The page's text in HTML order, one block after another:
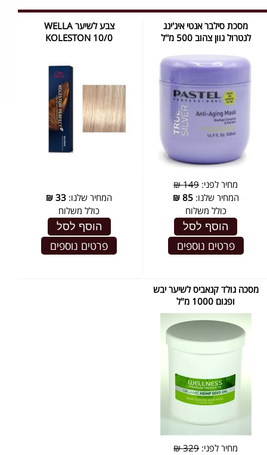
מסכת סילבר אנטי איג'ינג
לנטרול גוון צהוב 500 מ''ל
מחיר לפני:149 ₪
המחיר שלנו:85
₪
כולל משלוח
הוסף לסל
פרטים נוספים
צבע לשיער WELLA
KOLESTON 10/0
המחיר שלנו: 33
₪
כולל משלוח
הוסף לסל
פרטים נוספים
מסכה גולד קנאביס לשיער יבש
ופגום 1000 מ"ל
מחיר לפני:329 ₪